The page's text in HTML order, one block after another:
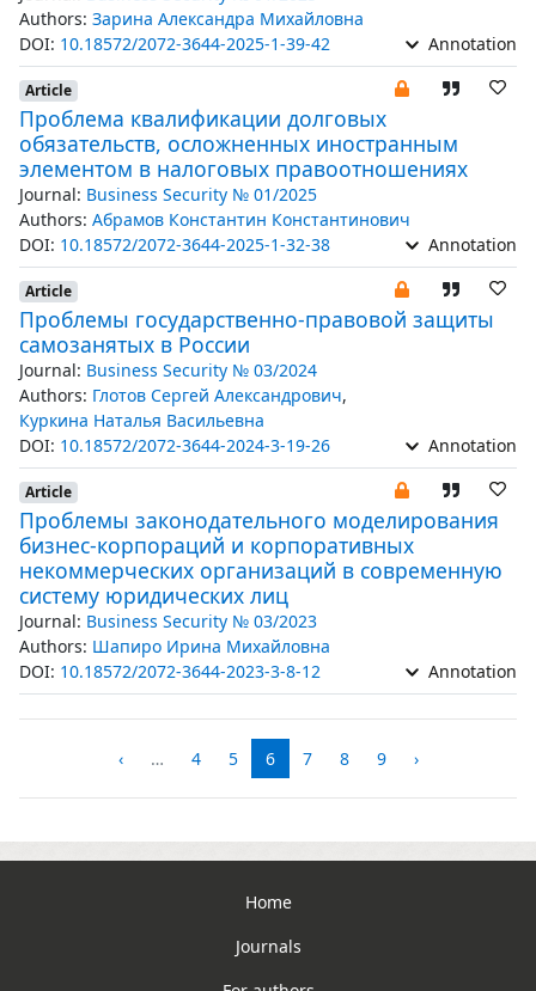
Authors: Зарина Александра Михайловна
DOI: 10.18572/2072-3644-2025-1-39-42 Annotation
Article
Проблема квалификации долговых
обязательств, осложненных иностранным
элементом в налоговых правоотношениях
Journal: Business Security № 01/2025
Authors: Абрамов Константин Константинович
DOI: 10.18572/2072-3644-2025-1-32-38 Annotation
Article
Проблемы государственно-правовой защиты
самозанятых в России
Journal: Business Security № 03/2024
Authors: Глотов Сергей Александрович,
Куркина Наталья Васильевна
DOI: 10.18572/2072-3644-2024-3-19-26 Annotation
Article
Проблемы законодательного моделирования
бизнес-корпораций и корпоративных
некоммерческих организаций в современную
систему юридических лиц
Journal: Business Security № 03/2023
Authors: Шапиро Ирина Михайловна
DOI: 10.18572/2072-3644-2023-3-8-12 Annotation
‹ … 4 5 6 7 8 9 ›
Home
Journals